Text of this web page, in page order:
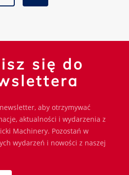
się do
aby otrzymywać
aktualności i wydarzenia z
Machinery. Pozostań w
wydarzeń i nowości z naszej